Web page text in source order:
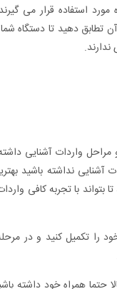
استفاده قرار می
تطابق دهید تا دستگاه
واردات آشنایی داشته
آشنایی نداشته باشید
با تجربه کافی
را تکمیل کنید و در